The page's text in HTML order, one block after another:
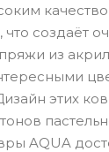
что создаёт
из
этих
AQUA